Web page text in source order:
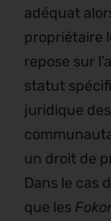
adéquat
propriétaire
repose sur
statut
juridique
un droit de
Dans le cas
que les